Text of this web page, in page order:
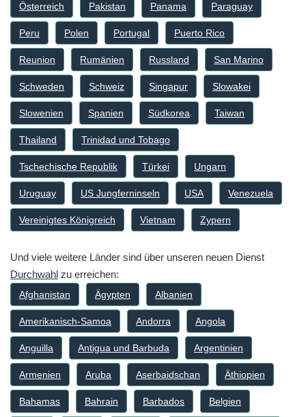
Österreich Pakistan Panama Paraguay
Peru Polen Portugal Puerto Rico
Reunion Rumänien Russland San Marino
Schweden Schweiz Singapur Slowakei
Slowenien Spanien Südkorea Taiwan
Thailand Trinidad und Tobago
Tschechische Republik Türkei Ungarn
Uruguay US Jungferninseln USA Venezuela
Vereinigtes Königreich Vietnam Zypern
Und viele weitere Länder sind über unseren neuen Dienst
Durchwahl zu erreichen:
Afghanistan Ägypten Albanien
Amerikanisch-Samoa Andorra Angola
Anguilla Antigua und Barbuda Argentinien
Armenien Aruba Aserbaidschan Äthiopien
Bahamas Bahrain Barbados Belgien